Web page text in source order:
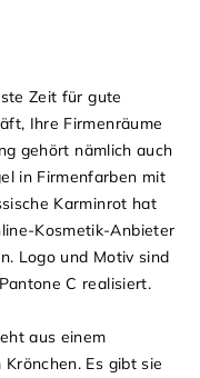
Zeit für gute
Ihre Firmenräume
gehört nämlich auch
in Firmenfarben mit
Karminrot hat
Kosmetik-Anbieter
Logo und Motiv sind
C realisiert.
aus einem
Es gibt sie